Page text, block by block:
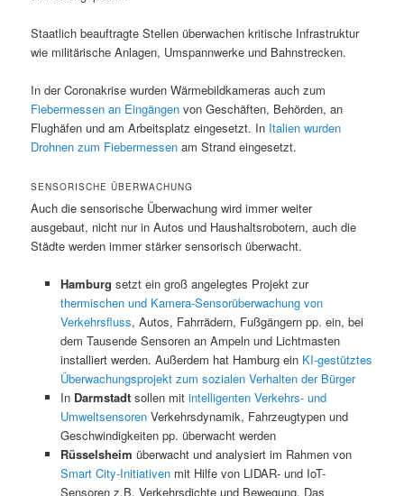
Staatlich beauftragte Stellen überwachen kritische Infrastruktur
wie militärische Anlagen, Umspannwerke und Bahnstrecken.
In der Coronakrise wurden Wärmebildkameras auch zum
Fiebermessen an Eingängen von Geschäften, Behörden, an
Flughäfen und am Arbeitsplatz eingesetzt. In Italien wurden
Drohnen zum Fiebermessen am Strand eingesetzt.
SENSORISCHE ÜBERWACHUNG
Auch die sensorische Überwachung wird immer weiter
ausgebaut, nicht nur in Autos und Haushaltsrobotern, auch die
Städte werden immer stärker sensorisch überwacht.
Hamburg setzt ein groß angelegtes Projekt zur
thermischen und Kamera-Sensorüberwachung von
Verkehrsfluss, Autos, Fahrrädern, Fußgängern pp. ein, bei
dem Tausende Sensoren an Ampeln und Lichtmasten
installiert werden. Außerdem hat Hamburg ein KI-gestütztes
Überwachungsprojekt zum sozialen Verhalten der Bürger
In Darmstadtsollen mit intelligenten Verkehrs- und
Umweltsensoren Verkehrsdynamik, Fahrzeugtypen und
Geschwindigkeiten pp. überwacht werden
Rüsselsheim überwacht und analysiert im Rahmen von
Smart City-Initiativenmit Hilfe von LIDAR- und IoT-
Sensoren z.B. Verkehrsdichte und Bewegung. Das